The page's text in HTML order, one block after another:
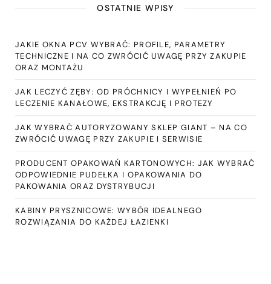
OSTATNIE WPISY
JAKIE OKNA PCV WYBRAĆ: PROFILE, PARAMETRY
TECHNICZNE I NA CO ZWRÓCIĆ UWAGĘ PRZY ZAKUPIE
ORAZ MONTAŻU
JAK LECZYĆ ZĘBY: OD PRÓCHNICY I WYPEŁNIEŃ PO
LECZENIE KANAŁOWE, EKSTRAKCJĘ I PROTEZY
JAK WYBRAĆ AUTORYZOWANY SKLEP GIANT – NA CO
ZWRÓCIĆ UWAGĘ PRZY ZAKUPIE I SERWISIE
PRODUCENT OPAKOWAŃ KARTONOWYCH: JAK WYBRAĆ
ODPOWIEDNIE PUDEŁKA I OPAKOWANIA DO
PAKOWANIA ORAZ DYSTRYBUCJI
KABINY PRYSZNICOWE: WYBÓR IDEALNEGO
ROZWIĄZANIA DO KAŻDEJ ŁAZIENKI